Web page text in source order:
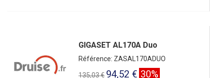
GIGASET AL170A Duo
Référence: ZASAL170ADUO
135,03 € 94,52 € 30%